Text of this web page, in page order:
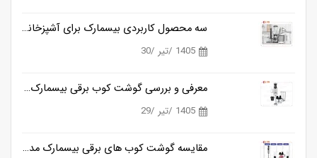
سه محصول کاربردی بیسمارک برای آشپزخانه های مدرن
1405 /تیر /30
معرفی و بررسی گوشت کوب برقی بیسمارک مدل BM3315
1405 /تیر /29
مقایسه گوشت کوب های برقی بیسمارک مدل BM3315 و BM3316